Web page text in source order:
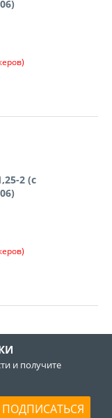
2 (с
и получите
ПОДПИСАТЬСЯ